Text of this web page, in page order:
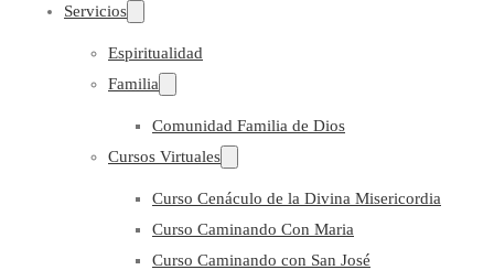
Servicios
Espiritualidad
Familia
Comunidad Familia de Dios
Cursos Virtuales
Curso Cenáculo de la Divina Misericordia
Curso Caminando Con Maria
Curso Caminando con San José